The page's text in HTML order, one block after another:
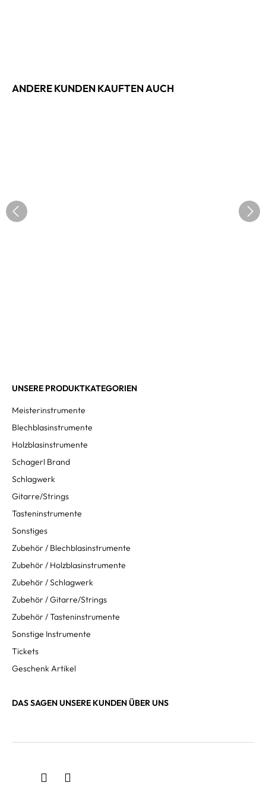
ANDERE KUNDEN KAUFTEN AUCH
UNSERE PRODUKTKATEGORIEN
Meisterinstrumente
Blechblasinstrumente
Holzblasinstrumente
Schagerl Brand
Schlagwerk
Gitarre/Strings
Tasteninstrumente
Sonstiges
Zubehör / Blechblasinstrumente
Zubehör / Holzblasinstrumente
Zubehör / Schlagwerk
Zubehör / Gitarre/Strings
Zubehör / Tasteninstrumente
Sonstige Instrumente
Tickets
Geschenk Artikel
DAS SAGEN UNSERE KUNDEN ÜBER UNS